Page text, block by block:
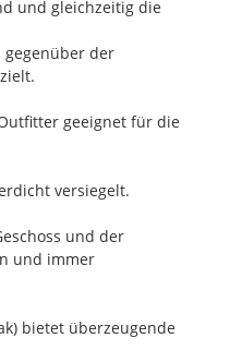
und gleichzeitig die
gegenüber der
geeignet für die
versiegelt.
und der
und immer
bietet überzeugende